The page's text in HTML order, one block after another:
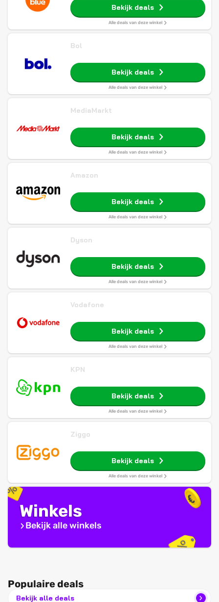
Bekijk deals
Alle deals van deze winkel
Bol
Bekijk deals
Alle deals van deze winkel
MediaMarkt
Bekijk deals
Alle deals van deze winkel
Amazon
Bekijk deals
Alle deals van deze winkel
Dyson
Bekijk deals
Alle deals van deze winkel
Vodafone
Bekijk deals
Alle deals van deze winkel
KPN
Bekijk deals
Alle deals van deze winkel
Ziggo
Bekijk deals
Alle deals van deze winkel
Winkels
Bekijk alle winkels
Populaire deals
Bekijk alle deals